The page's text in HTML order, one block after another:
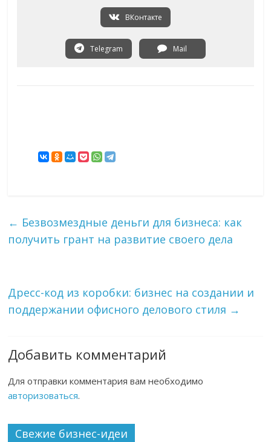
ВКонтакте
Telegram Mail
← Безвозмездные деньги для бизнеса: как
получить грант на развитие своего дела
Дресс-код из коробки: бизнес на создании и
поддержании офисного делового стиля →
Добавить комментарий
Для отправки комментария вам необходимо
авторизоваться.
Свежие бизнес-идеи